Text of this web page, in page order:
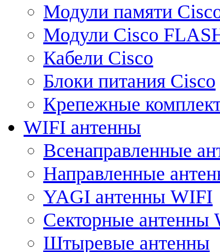
Модули памяти
Модули Cisco
Кабели Cisco
Блоки питания Cisco
Крепежные
WIFI антенны
Всенаправленные
Направленные
YAGI антенны WIFI
Секторные антенны
Штыревые антенны